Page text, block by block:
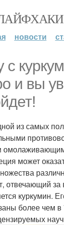
новости
с
и вы
из самых
может
отвечающий за
куркумин.
более чем в